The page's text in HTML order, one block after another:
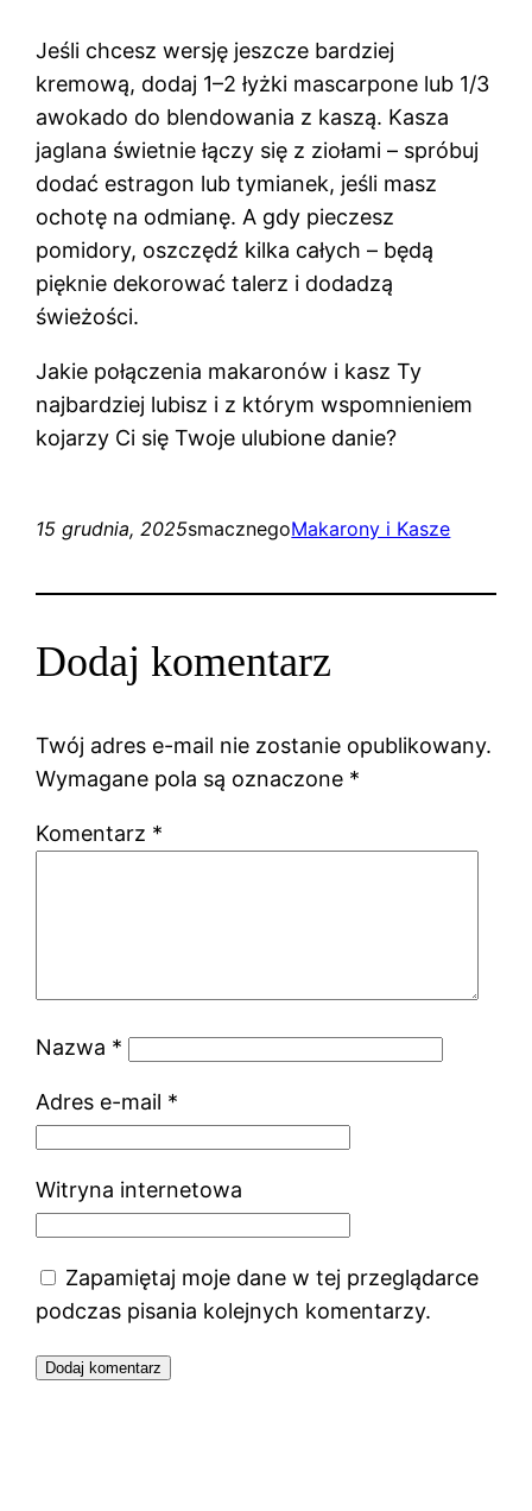
Jeśli chcesz wersję jeszcze bardziej
kremową, dodaj 1–2 łyżki mascarpone lub 1/3
awokado do blendowania z kaszą. Kasza
jaglana świetnie łączy się z ziołami – spróbuj
dodać estragon lub tymianek, jeśli masz
ochotę na odmianę. A gdy pieczesz
pomidory, oszczędź kilka całych – będą
pięknie dekorować talerz i dodadzą
świeżości.
Jakie połączenia makaronów i kasz Ty
najbardziej lubisz i z którym wspomnieniem
kojarzy Ci się Twoje ulubione danie?
15 grudnia, 2025smacznegoMakarony i Kasze
Dodaj komentarz
Twój adres e-mail nie zostanie opublikowany.
Wymagane pola są oznaczone *
Komentarz *
Nazwa *
Adres e-mail *
Witryna internetowa
Zapamiętaj moje dane w tej przeglądarce
podczas pisania kolejnych komentarzy.